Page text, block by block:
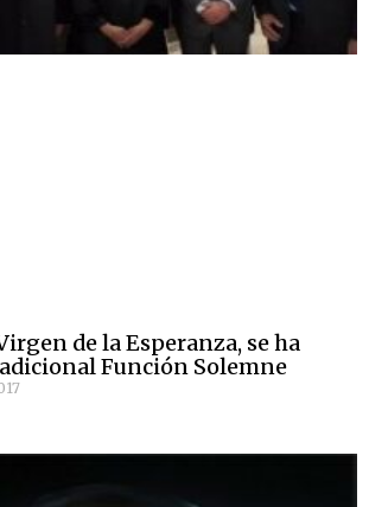
de la Esperanza, se ha
Función Solemne